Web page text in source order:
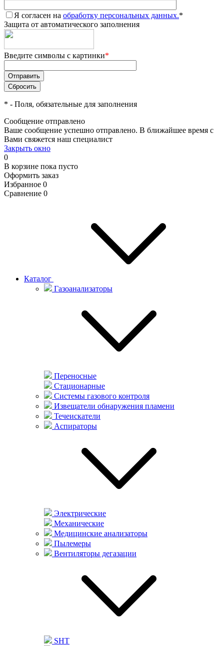
Я согласен на обработку персональных данных.*
Защита от автоматического заполнения
Введите символы с картинки*
* - Поля, обязательные для заполнения
Сообщение отправлено
Ваше сообщение успешно отправлено. В ближайшее время с
Вами свяжется наш специалист
Закрыть окно
0
В корзине пока пусто
Оформить заказ
Избранное 0
Сравнение 0
Каталог
Газоанализаторы
Переносные
Стационарные
Системы газового контроля
Извещатели обнаружения пламени
Течеискатели
Аспираторы
Электрические
Механические
Медицинские анализаторы
Пылемеры
Вентиляторы дегазации
SHT